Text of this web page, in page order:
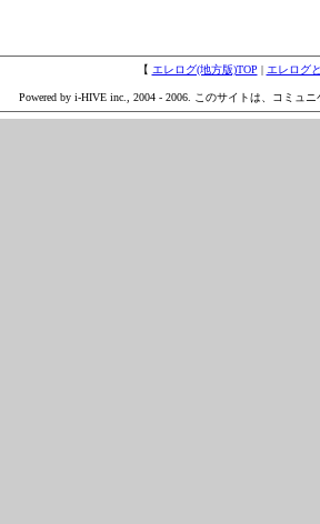
【 エレログ(地方版)TOP | エレログ
Powered by i-HIVE inc., 2004 - 2006. このサイトは、コミュ